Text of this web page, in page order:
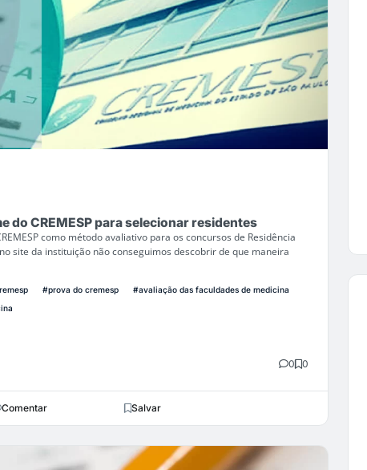
do CREMESP para selecionar residentes
como método avaliativo para os concursos de Residência
site da instituição não conseguimos descobrir de que maneira
#prova do cremesp
#avaliação das faculdades de medicina
0 0
Comentar Salvar